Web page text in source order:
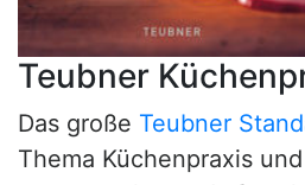
Teubner
Das große Teubner
Thema Küchenpraxis